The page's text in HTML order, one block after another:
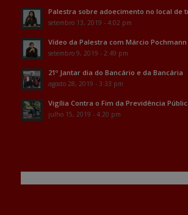
Palestra sobre adoecimento no local de
setembro 13, 2019 - 4:02 pm
Vídeo da Palestra com Márcio
setembro 9, 2019 - 2:49 pm
21º Jantar dia do Bancário e da Bancária
agosto 28, 2019 - 3:33 pm
Vigília Contra o Fim da Previdência
julho 15, 2019 - 4:20 pm